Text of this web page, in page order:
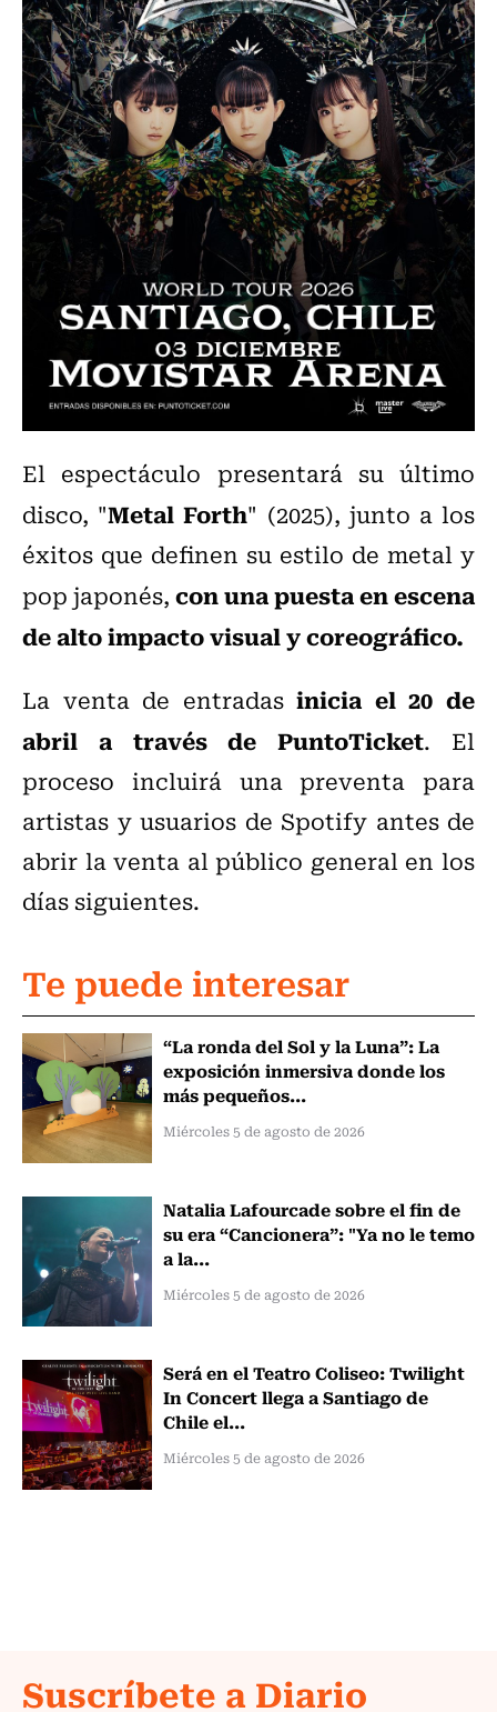
El espectáculo presentará su último
disco, "Metal Forth" (2025), junto a los
éxitos que definen su estilo de metal y
pop japonés,con una puesta en escena
de alto impacto visual y coreográfico.
La venta de entradasinicia el 20 de
abril a través de PuntoTicket. El
proceso incluirá una preventa para
artistas y usuarios de Spotify antes de
abrir la venta al público general en los
días siguientes.
Te puede interesar
“La ronda del Sol y la Luna”: La
exposición inmersiva donde los
más pequeños...
Miércoles 5 de agosto de 2026
Natalia Lafourcade sobre el fin de
su era “Cancionera”: "Ya no le temo
a la...
Miércoles 5 de agosto de 2026
Será en el Teatro Coliseo: Twilight
In Concert llega a Santiago de
Chile el...
Miércoles 5 de agosto de 2026